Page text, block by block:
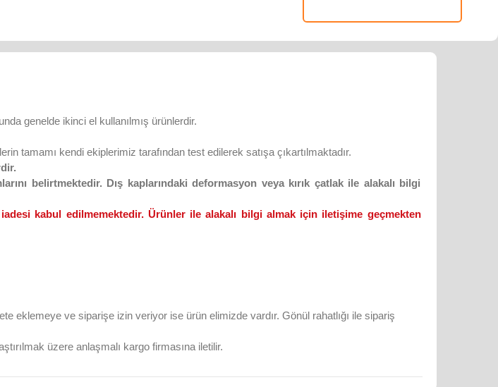
genelde ikinci el kullanılmış ürünlerdir.
tamamı kendi ekiplerimiz tarafından test edilerek satışa çıkartılmaktadır.
belirtmektedir. Dış kaplarındaki deformasyon veya kırık çatlak ile alakalı bilgi
kabul edilmemektedir. Ürünler ile alakalı bilgi almak için iletişime geçmekten
eklemeye ve siparişe izin veriyor ise ürün elimizde vardır. Gönül rahatlığı ile sipariş
üzere anlaşmalı kargo firmasına iletilir.